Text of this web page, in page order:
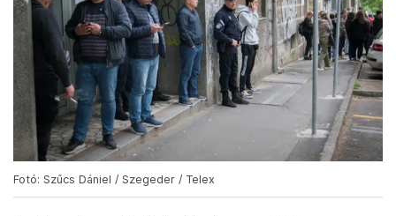
Fotó: Szűcs Dániel / Szegeder / Telex